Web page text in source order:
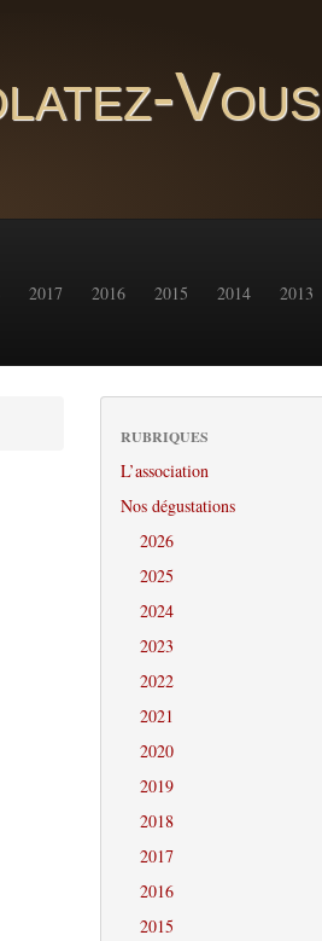
Vous
2017 2016 2015 2014 2013
RUBRIQUES
L’association
Nos dégustations
2026
2025
2024
2023
2022
2021
2020
2019
2018
2017
2016
2015